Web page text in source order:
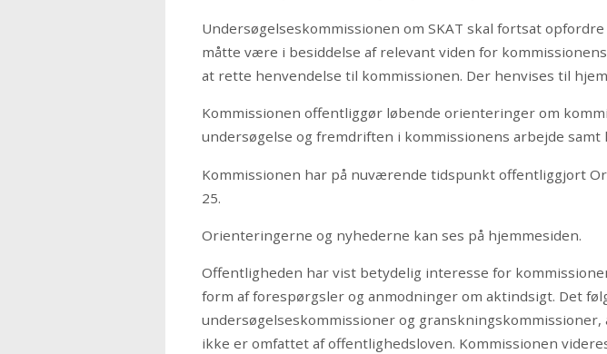
Undersøgelseskommissionen om SKAT skal fortsat
måtte være i besiddelse af relevant viden for
at rette henvendelse til kommissionen. Der henvises til
Kommissionen offentliggør løbende orienteringer om
undersøgelse og fremdriften i kommissionens arbejde samt
Kommissionen har på nuværende tidspunkt offentliggjort
25.
Orienteringerne og nyhederne kan ses på hjemmesiden.
Offentligheden har vist betydelig interesse for
form af forespørgsler og anmodninger om aktindsigt. Det
undersøgelseskommissioner og granskningskommissioner,
ikke er omfattet af offentlighedsloven. Kommissionen